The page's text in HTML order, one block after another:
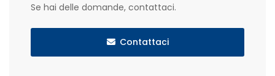
Se hai delle domande, contattaci.
Contattaci